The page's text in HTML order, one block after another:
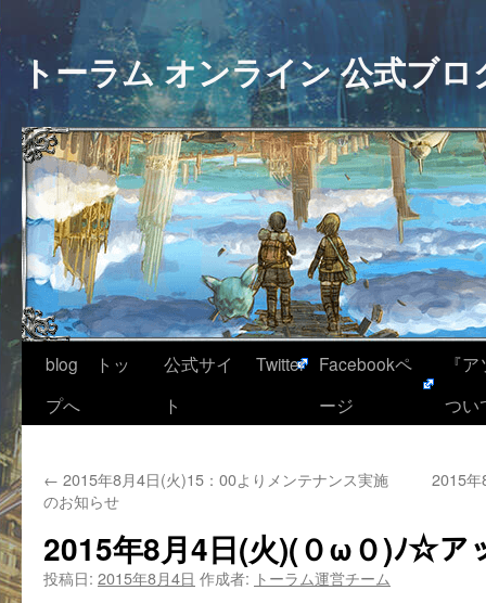
トーラム オンライン 公式ブロ
blog トッ
プへ
公式サイ
ト
Twitter
Facebookペ
ージ
『
つい
← 2015年8月4日(火)15：00よりメンテナンス実施
のお知らせ
2015年
2015年8月4日(火)(０ω０)ﾉ☆ア
投稿日: 2015年8月4日 作成者: トーラム運営チーム